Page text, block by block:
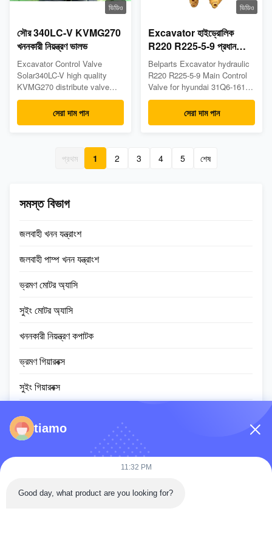
ভিডিও
সৌর 340LC-V KVMG270
খননকারী নিয়ন্ত্রণ ভালভ
Excavator Control Valve
Solar340LC-V high quality
KVMG270 distribute valve
Appliion Excavator Part name
MCV Model Solar340LC-V
Part number LC30V00010F2
term T/T, Western union,
paypal, trade assurance or as
required After sales service
সেরা দাম পান
ভিডিও
Excavator হাইড্রোলিক
R220 R225-5-9 প্রধান
নিয়ন্ত্রণ ভালভ জন্য Hyundai
31Q6-16111
Belparts Excavator hydraulic
R220 R225-5-9 Main Control
Valve for hyundai 31Q6-16111
Are you looking for a reliable
and efficient control valve for
your excavator? Look no
specifically for use with a
সেরা দাম পান
প্রথম 1 2 3 4 5 শেষ
সমস্ত বিভাগ
জলবাহী খনন যন্ত্রাংশ
জলবাহী পাম্প খনন যন্ত্রাংশ
ভ্রমণ মোটর অ্যাসি
সুইং মোটর অ্যাসি
খননকারী নিয়ন্ত্রণ কপাটক
ভ্রমণ গিয়ারবক্স
সুইং গিয়ারবক্স
ইসিইউ নিয়ামক
হাইড্রোলিক সিলিন্ডার অ্যাসি
tiamo
11:32 PM
Good day, what product are you looking for?